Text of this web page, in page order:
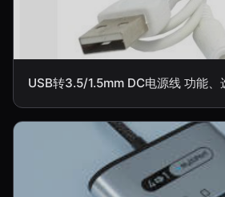
USB转3.5/1.5mm DC电源线 功能、